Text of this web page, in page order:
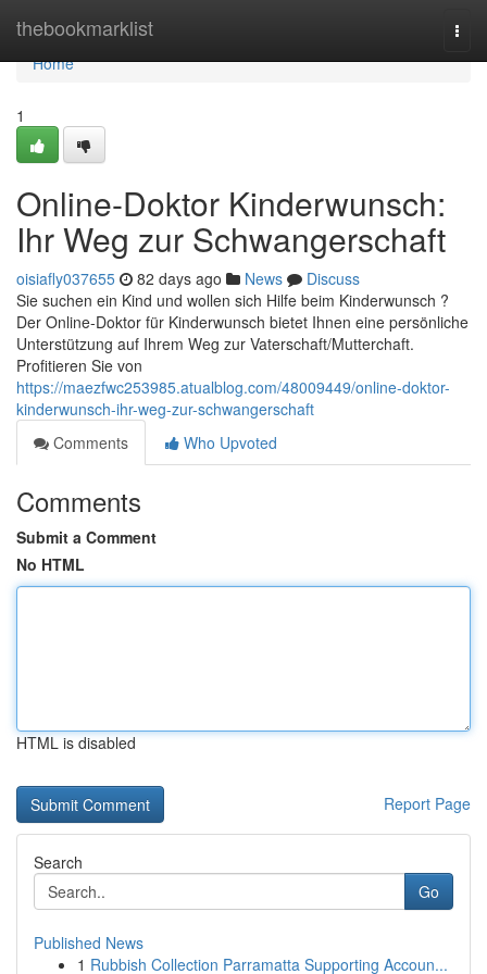
thebookmarklist
Home
Home
1
Online-Doktor Kinderwunsch:
Ihr Weg zur Schwangerschaft
oisiafly037655 82 days ago News
Discuss
Sie suchen ein Kind und wollen sich Hilfe beim Kinderwunsch ?
Der Online-Doktor für Kinderwunsch bietet Ihnen eine persönliche
Unterstützung auf Ihrem Weg zur Vaterschaft/Mutterchaft.
Profitieren Sie von
https://maezfwc253985.atualblog.com/48009449/online-doktor-
kinderwunsch-ihr-weg-zur-schwangerschaft
Comments
Who Upvoted
Comments
Submit a Comment
No HTML
HTML is disabled
Report Page
Search
Go
Published News
1 Rubbish Collection Parramatta Supporting Accoun...